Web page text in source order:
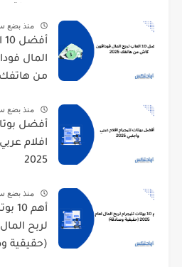
منذ بضع
المال
من هاتفك 2025
منذ بضع
أفضل
افلام
2025
منذ بضع
أهم
(حقيقية